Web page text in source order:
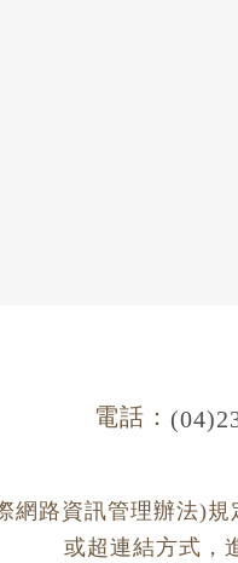
電話：
網路資訊管理辦法)
或超連結方式，